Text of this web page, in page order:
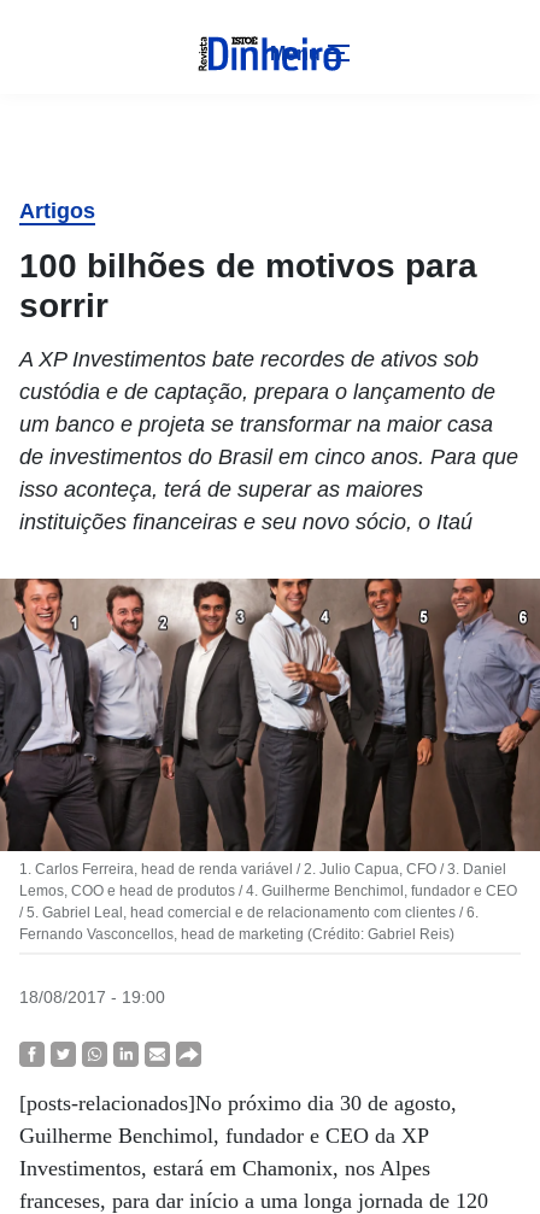
Menu
Artigos
100 bilhões de motivos para
sorrir
A XP Investimentos bate recordes de ativos sob
custódia e de captação, prepara o lançamento de
um banco e projeta se transformar na maior casa
de investimentos do Brasil em cinco anos. Para que
isso aconteça, terá de superar as maiores
instituições financeiras e seu novo sócio, o Itaú
1. Carlos Ferreira, head de renda variável / 2. Julio Capua, CFO / 3. Daniel
Lemos, COO e head de produtos / 4. Guilherme Benchimol, fundador e CEO
/ 5. Gabriel Leal, head comercial e de relacionamento com clientes / 6.
Fernando Vasconcellos, head de marketing (Crédito: Gabriel Reis)
18/08/2017 - 19:00
[posts-relacionados]No próximo dia 30 de agosto,
Guilherme Benchimol, fundador e CEO da XP
Investimentos, estará em Chamonix, nos Alpes
franceses, para dar início a uma longa jornada de 120